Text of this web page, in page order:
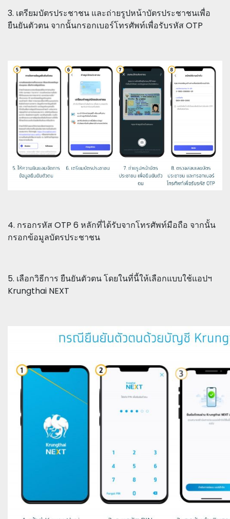
3. เตรียมบัตรประชาชน และถ่ายรูปหน้าบัตรประชาชนเพื่อ
ยืนยันตัวตน จากนั้นกรอกเบอร์โทรศัพท์เพื่อรับรหัส OTP
4. กรอกรหัส OTP 6 หลักที่ได้รับจากโทรศัพท์มือถือ จากนั้น
กรอกข้อมูลบัตรประชาชน
5. เลือกวิธีการ ยืนยันตัวตน โดยในที่นี้ให้เลือกแบบใช้แอปฯ
Krungthai NEXT